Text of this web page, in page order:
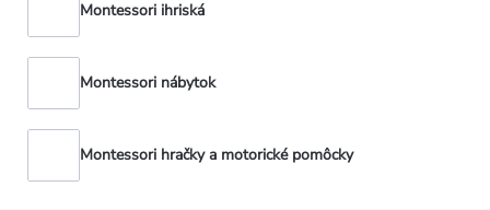
Montessori ihriská
Montessori nábytok
Montessori hračky a motorické pomôcky